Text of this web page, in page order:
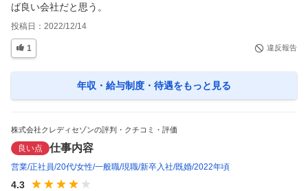
ば良い会社だと思う。
投稿日： 2022/12/14
1 違反報告
年収・給与制度・待遇をもっと見る
株式会社クレディセゾンの評判・クチコミ・評価
良い点 仕事内容
営業 正社員 20代 女性 一般職 現職 新卒入社 既婚 2022年頃
4.3